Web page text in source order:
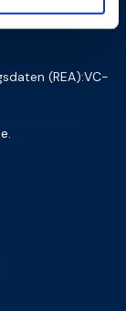
(REA):VC-